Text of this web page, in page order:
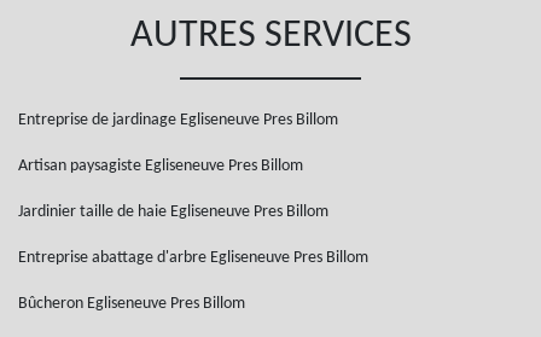
AUTRES SERVICES
Entreprise de jardinage Egliseneuve Pres Billom
Artisan paysagiste Egliseneuve Pres Billom
Jardinier taille de haie Egliseneuve Pres Billom
Entreprise abattage d'arbre Egliseneuve Pres Billom
Bûcheron Egliseneuve Pres Billom